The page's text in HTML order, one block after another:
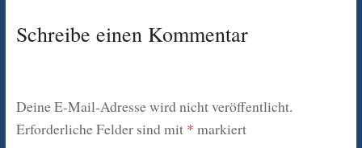
Schreibe einen Kommentar
Deine E-Mail-Adresse wird nicht veröffentlicht.
Erforderliche Felder sind mit * markiert